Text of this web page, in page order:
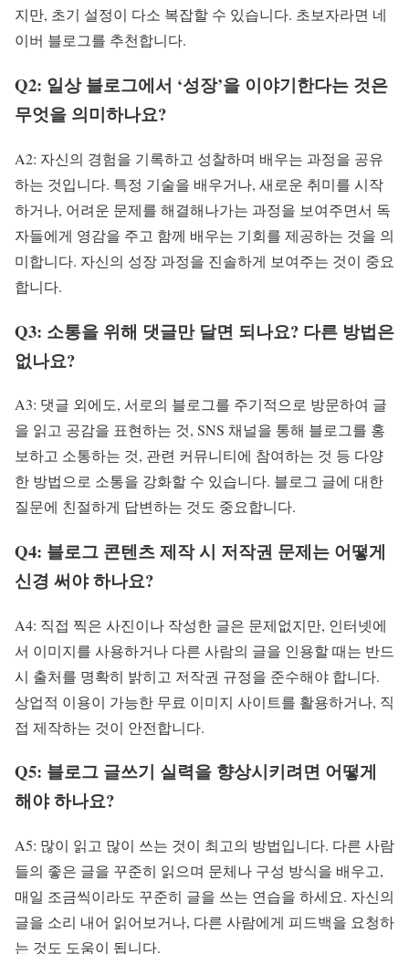
지만, 초기 설정이 다소 복잡할 수 있습니다. 초보자라면 네
이버 블로그를 추천합니다.
Q2: 일상 블로그에서 ‘성장’을 이야기한다는 것은
무엇을 의미하나요?
A2: 자신의 경험을 기록하고 성찰하며 배우는 과정을 공유
하는 것입니다. 특정 기술을 배우거나, 새로운 취미를 시작
하거나, 어려운 문제를 해결해나가는 과정을 보여주면서 독
자들에게 영감을 주고 함께 배우는 기회를 제공하는 것을 의
미합니다. 자신의 성장 과정을 진솔하게 보여주는 것이 중요
합니다.
Q3: 소통을 위해 댓글만 달면 되나요? 다른 방법은
없나요?
A3: 댓글 외에도, 서로의 블로그를 주기적으로 방문하여 글
을 읽고 공감을 표현하는 것, SNS 채널을 통해 블로그를 홍
보하고 소통하는 것, 관련 커뮤니티에 참여하는 것 등 다양
한 방법으로 소통을 강화할 수 있습니다. 블로그 글에 대한
질문에 친절하게 답변하는 것도 중요합니다.
Q4: 블로그 콘텐츠 제작 시 저작권 문제는 어떻게
신경 써야 하나요?
A4: 직접 찍은 사진이나 작성한 글은 문제없지만, 인터넷에
서 이미지를 사용하거나 다른 사람의 글을 인용할 때는 반드
시 출처를 명확히 밝히고 저작권 규정을 준수해야 합니다.
상업적 이용이 가능한 무료 이미지 사이트를 활용하거나, 직
접 제작하는 것이 안전합니다.
Q5: 블로그 글쓰기 실력을 향상시키려면 어떻게
해야 하나요?
A5: 많이 읽고 많이 쓰는 것이 최고의 방법입니다. 다른 사람
들의 좋은 글을 꾸준히 읽으며 문체나 구성 방식을 배우고,
매일 조금씩이라도 꾸준히 글을 쓰는 연습을 하세요. 자신의
글을 소리 내어 읽어보거나, 다른 사람에게 피드백을 요청하
는 것도 도움이 됩니다.